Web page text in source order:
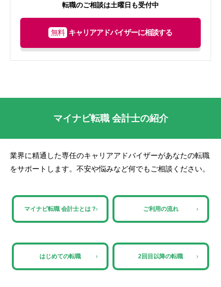
転職のご相談は土曜日も受付中
無料 キャリアアドバイザーに相談する
マイナビ転職 会計士の紹介
業界に精通した専任のキャリアアドバイザーがあなたの転職
をサポートします。不安や悩みなど何でもご相談ください。
マイナビ転職 会計士とは？› ご利用の流れ ›
はじめての転職 › 2回目以降の転職 ›